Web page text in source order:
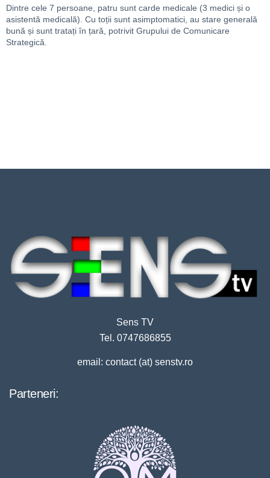
Dintre cele 7 persoane, patru sunt carde medicale (3 medici și o
asistentă medicală). Cu toții sunt asimptomatici, au stare generală
bună și sunt tratați în țară, potrivit Grupului de Comunicare
Strategică.
Sens TV
Tel. 0747686855
email: contact (at) senstv.ro
Parteneri: